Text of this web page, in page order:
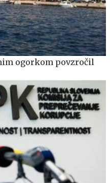
ogorkom povzročil